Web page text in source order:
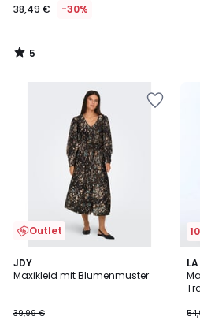
38,49 € -30%
5
/
Outlet
JDY
Maxikleid mit Blumenmuster
39,99 €
4,6
/ 5
/
2